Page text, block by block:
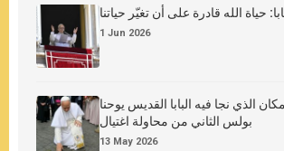
حياة الله قادرة على أن تغيّر حياتنا
1 Jun 2026
الذي نجا فيه البابا القديس يوحنا
بولس الثاني من محاولة اغتيال
13 May 2026